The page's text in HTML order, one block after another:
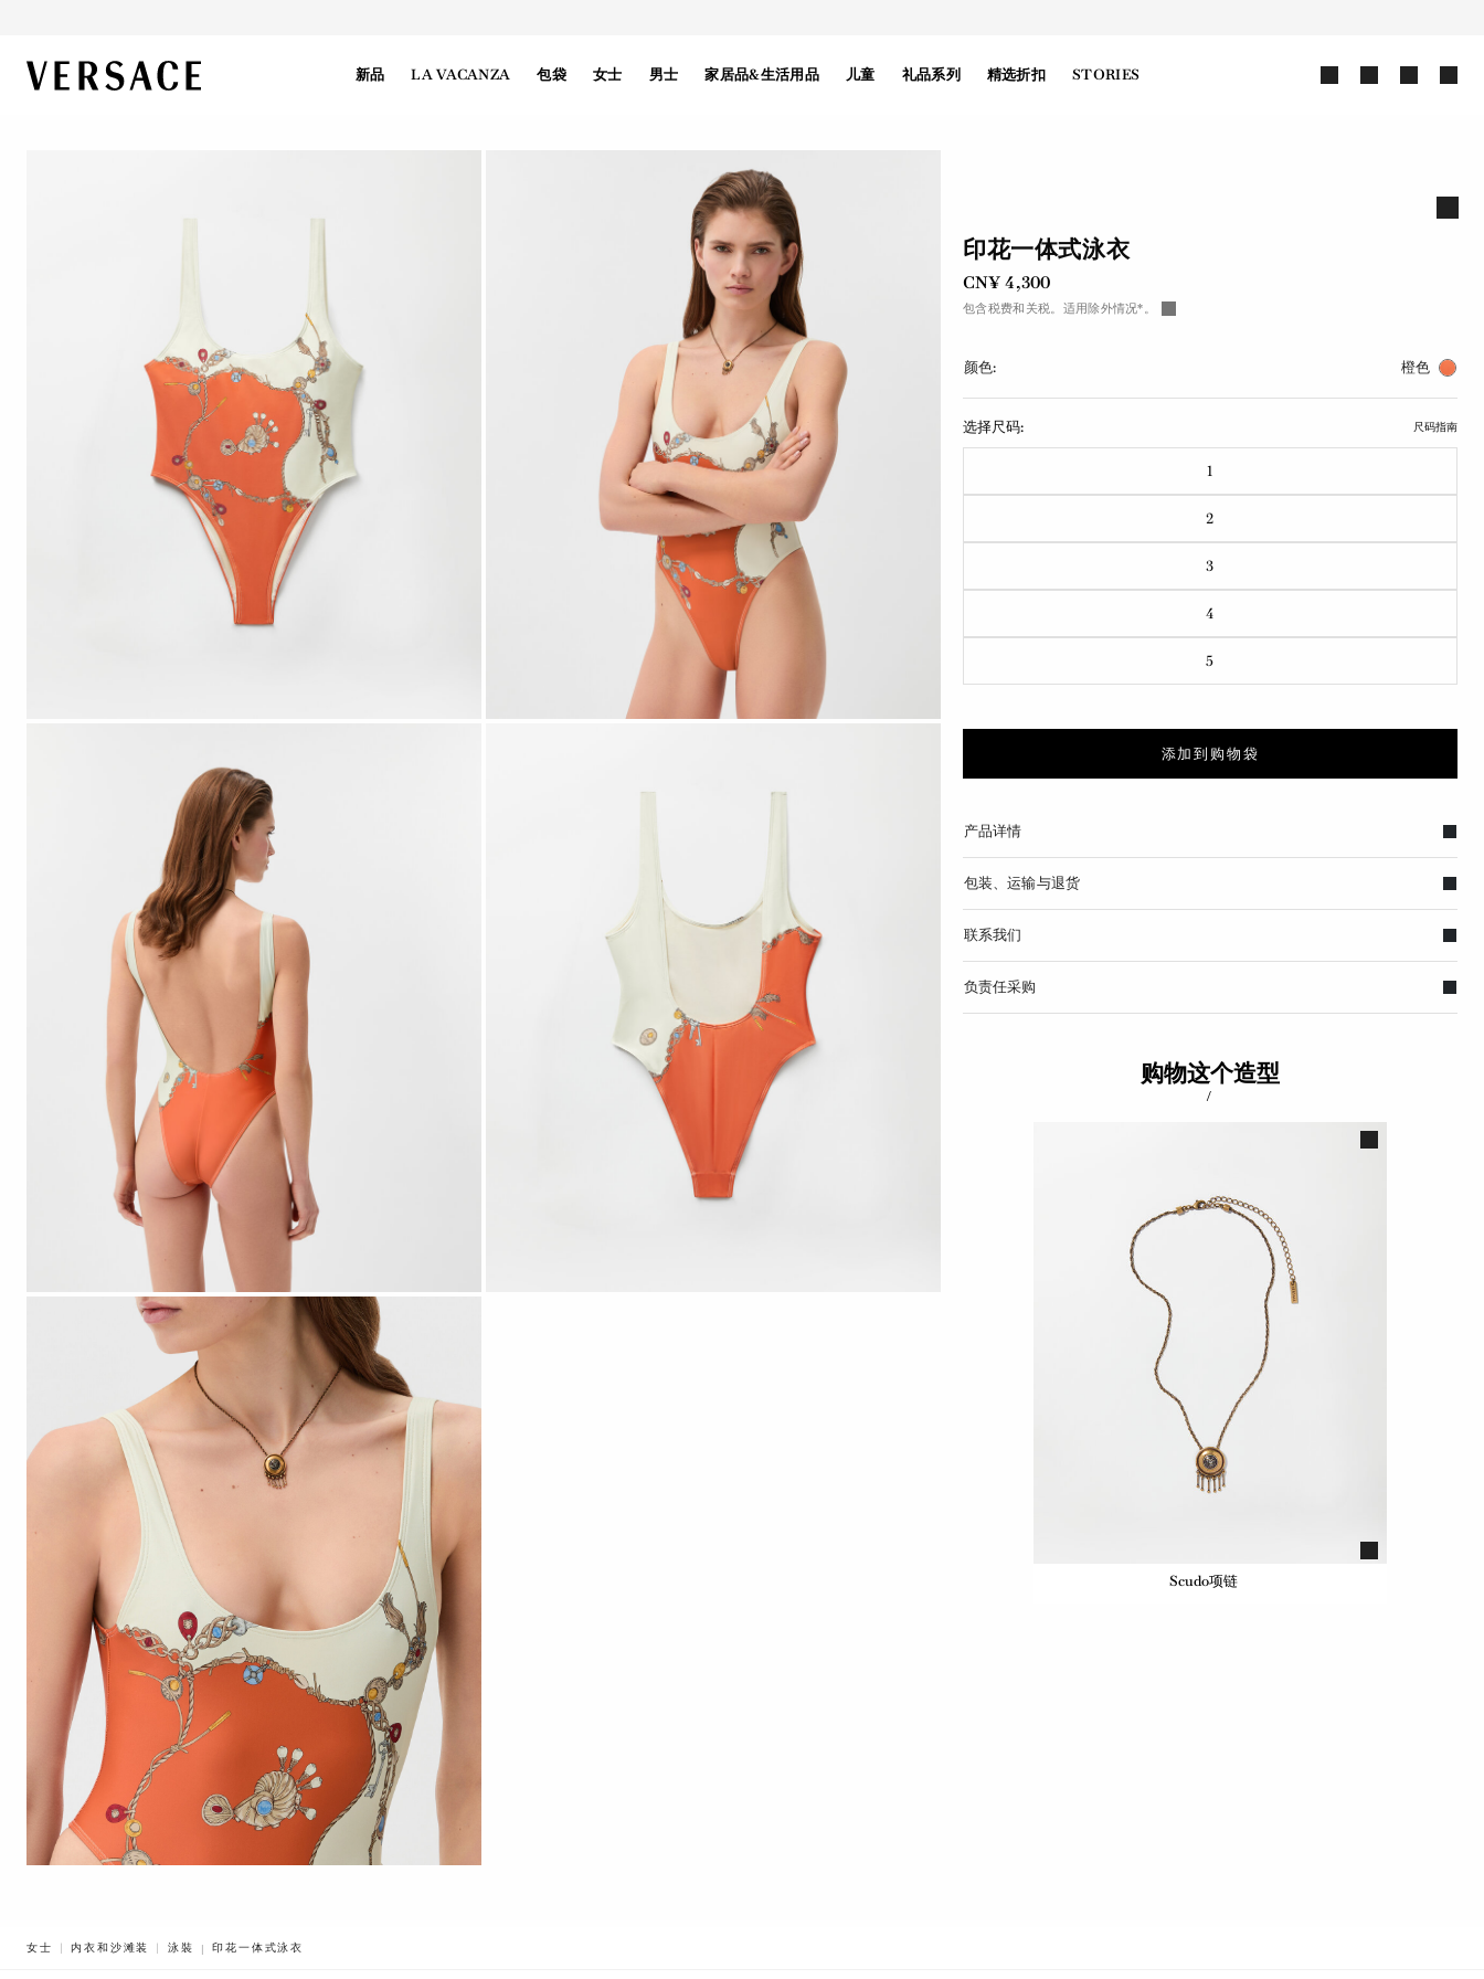
VERSACE | 主页 新品 LA VACANZA 包袋 女士 男士 家居品&生活用品 儿童 礼品系列 精选折扣 STORIES
印花一体式泳衣
CN¥ 4,300
包含税费和关税。适用除外情况*。
颜色: 橙色
选择尺码: 尺码指南
1
2
3
4
5
添加到购物袋
产品详情
包装、运输与退货
联系我们
负责任采购
购物这个造型
/
Scudo项链
女士 内衣和沙滩装 泳裝 BREADCRUMB.ADA.LABEL.CURRENT
印花一体式泳衣